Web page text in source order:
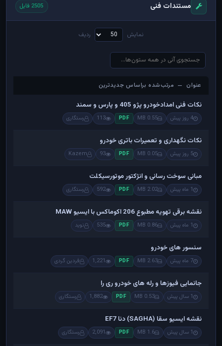
مستندات فنی 2505 فایل
نمایش ردیف
عنوان — مرتب‌شده براساس جدیدترین
عنوان — مرتب‌شده براساس جدیدترین
نکات فنی امدادخودرو پژو 405 و پارس و سمند
4 روز پیش 0.55 MB
PDF
113 رستگاری
نکات نگهداری و تعمیرات باتری خودرو
5 روز پیش 0.05 MB
PDF
93
Kazem
مبانی سوخت رسانی و انژکتور موتورسیکلت
1 ماه پیش 2.02 MB
PDF
592 رستگاری
نقشه برقی تهویه مطبوع 206 اکوماکس با ایسیو MAW
1 ماه پیش 0.86 MB
PDF
535 نوید
سنسور های خودرو
7 ماه پیش 2.63 MB
PDF
1,221 فردین گردی
جانمایی فیوزها و رله های خودرو ری را
1 سال پیش 0.53 MB
PDF
1,882 رستگاری
نقشه ایسیو سقا (SAGHA) دنا EF7
1 سال پیش 1.6 MB
PDF
2,091 رستگاری